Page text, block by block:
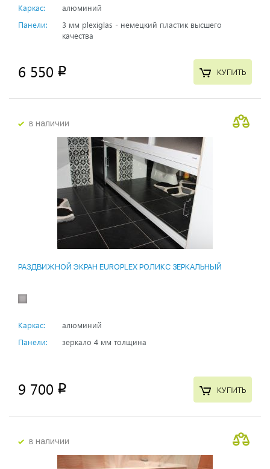
Каркас:
алюминий
Панели:
3 мм plexiglas - немецкий пластик высшего
качества
6 550 p КУПИТЬ
в наличии
РАЗДВИЖНОЙ ЭКРАН EUROPLEX РОЛИКС ЗЕРКАЛЬНЫЙ
Каркас:
алюминий
Панели:
зеркало 4 мм толщина
9 700 p КУПИТЬ
в наличии